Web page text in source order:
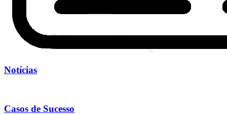
Notícias
Casos de Sucesso